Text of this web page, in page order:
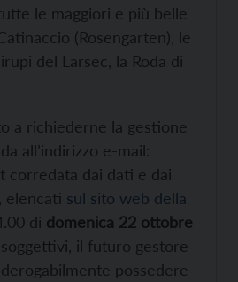
le maggiori e più belle
(Rosengarten), le
del Larsec, la Roda di
a richiederne la gestione
all’indirizzo e-mail:
corredata dai dati e dai
elencati sul sito web della
di domenica 22 ottobre
soggettivi, il futuro gestore
possedere